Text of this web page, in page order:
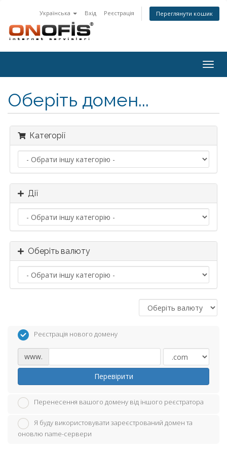
Українська Вхід Реєстрація Переглянути кошик
Оберіть домен...
Категорії
Дії
Оберіть валюту
Реєстрація нового домену
www.
Перевірити
Перенесення вашого домену від іншого реєстратора
Я буду використовувати зареєстрований домен та
оновлю name-сервери